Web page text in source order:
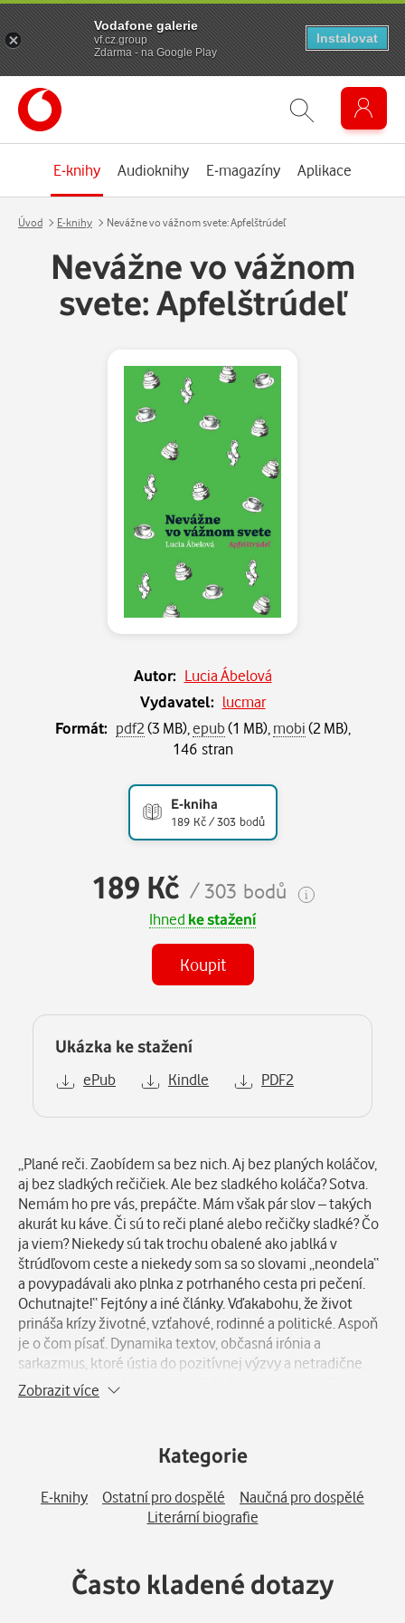
E-knihy Audioknihy E-magazíny Aplikace
Úvod E-knihy Nevážne vo vážnom svete: Apfelštrúdeľ
Nevážne vo vážnom
svete: Apfelštrúdeľ
Autor: Lucia Ábelová
Vydavatel: lucmar
Formát: pdf2(3 MB),epub(1 MB),mobi(2 MB),
146 stran
E-kniha
189 Kč / 303 bodů
189 Kč / 303 bodů
Ihned ke stažení
Koupit
Ukázka ke stažení
ePub Kindle PDF2
Popis
„Plané reči. Zaobídem sa bez nich. Aj bez planých koláčov,
aj bez sladkých rečičiek. Ale bez sladkého koláča? Sotva.
Nemám ho pre vás, prepáčte. Mám však pár slov – takých
akurát ku káve. Či sú to reči plané alebo rečičky sladké? Čo
ja viem? Niekedy sú tak trochu obalené ako jablká v
štrúdľovom ceste a niekedy som sa so slovami „neondela“
a povypadávali ako plnka z potrhaného cesta pri pečení.
Ochutnajte!“ Fejtóny a iné články. Vďakabohu, že život
prináša krízy životné, vzťahové, rodinné a politické. Aspoň
je o čom písať. Dynamika textov, občasná irónia a
sarkazmus, ktoré ústia do pozitívnej výzvy a netradične
krátkeho konca. Autorka s nadhľadom päťdesiatničky,
ľahko čitateľným štýlom a hrou so slovami popisuje svoje
vy. Veľmi príjemné a zábavné čítanie.
Zobrazit více
Kategorie
E-knihy Ostatní pro dospělé
Naučná pro dospělé
Literární biografie
Často kladené dotazy
Vodafone galerie
vf.cz.group
Zdarma - na Google Play
Instalovat